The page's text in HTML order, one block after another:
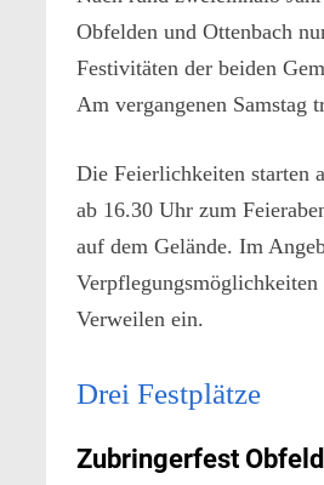
Obfelden und Ottenbach
Festivitäten der beiden
Am ­vergangenen Samstag
Die Feierlichkeiten starten
ab 16.30 Uhr zum
auf dem Gelände. Im
Verweilen ein.
Drei Festplätze